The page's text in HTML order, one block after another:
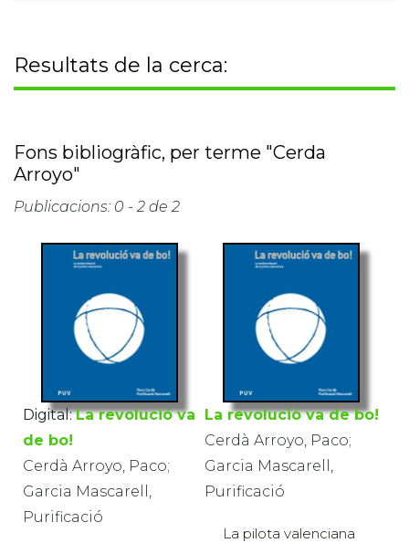
Resultats de la cerca:
Fons bibliogràfic, per terme "Cerda
Arroyo"
Publicacions: 0 - 2 de 2
Digital: La revolució va
de bo!
Cerdà Arroyo, Paco;
Garcia Mascarell,
Purificació
La revolució va de bo!
Cerdà Arroyo, Paco;
Garcia Mascarell,
Purificació
La pilota valenciana